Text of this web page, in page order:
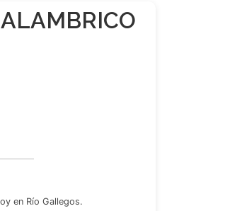
en Río Gallegos.